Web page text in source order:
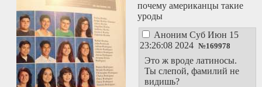
почему американцы такие
уроды
Аноним Суб Июн 15
23:26:08 2024 №169978
Это ж вроде латиносы.
Ты слепой, фамилий не
видишь?